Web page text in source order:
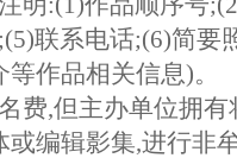
联系电话;(6)简要
作品相关信息)。
费,但主办单位拥有
编辑影集,进行非